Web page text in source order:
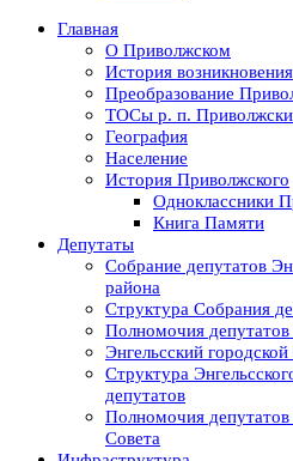
Главная
О Приволжском
История возникновения
Преобразование
ТОСы р. п.
География
Население
История Приволжского
Одноклассники
Книга Памяти
Депутаты
Собрание депутатов
района
Структура Собрания
Полномочия
Энгельсский
Структура
депутатов
Полномочия депутатов
Совета